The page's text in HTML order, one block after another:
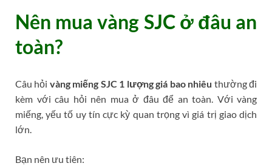
Nên mua vàng SJC ở đâu an
toàn?
Câu hỏi vàng miếng SJC 1 lượng giá bao nhiêu thường đi
kèm với câu hỏi nên mua ở đâu để an toàn. Với vàng
miếng, yếu tố uy tín cực kỳ quan trọng vì giá trị giao dịch
lớn.
Bạn nên ưu tiên: